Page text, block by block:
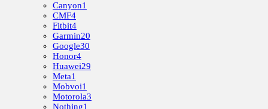
Canyon1
CMF4
Fitbit4
Garmin20
Google30
Honor4
Huawei29
Meta1
Mobvoi1
Motorola3
Nothing1